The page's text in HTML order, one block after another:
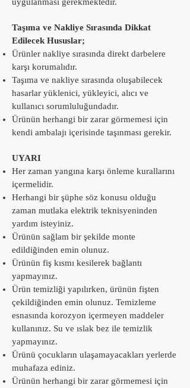
Taşıma ve Nakliye Sırasında Dikkat
Edilecek Hususlar;
Ürünler nakliye sırasında direkt darbelere
karşı korumalıdır.
Taşıma ve nakliye sırasında oluşabilecek
hasarlar yüklenici, yükleyici, alıcı ve
kullanıcı sorumluluğundadır.
Ürünün herhangi bir zarar görmemesi için
kendi ambalajı içerisinde taşınması gerekir.
UYARI
Her zaman yangına karşı önleme kurallarını
içermelidir.
Herhangi bir şüphe söz konusu olduğu
zaman mutlaka elektrik teknisyeninden
yardım isteyiniz.
Ürünün sağlam bir şekilde monte
edildiğinden emin olunuz.
Ürünün fiş kısmı kesilerek bağlantı
yapmayınız.
Ürün temizliği yapılırken, ürünün fişten
çekildiğinden emin olunuz. Temizleme
esnasında korozyon içermeyen maddeler
kullanınız. Su ve ıslak bez ile temizlik
yapmayınız.
Ürünü çocukların ulaşamayacakları yerlerde
muhafaza ediniz.
Ürünün herhangi bir zarar görmemesi için